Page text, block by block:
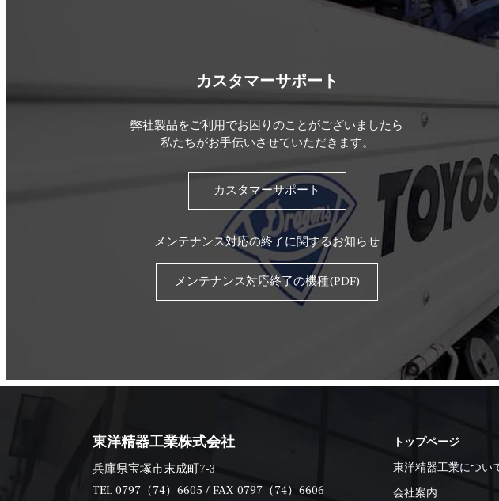
カスタマーサポート
弊社製品をご利用でお困りのことがございましたら
私たちがお手伝いさせていただきます。
カスタマーサポート
メンテナンス対応の終了に関するお知らせ
メンテナンス対応終了の機種(PDF)
東洋精器工業株式会社
兵庫県宝塚市末成町7-3
TEL 0797（74）6605 / FAX 0797（74）6606
トップページ
東洋精器工業につい
会社案内